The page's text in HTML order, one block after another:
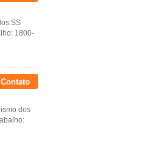
SS
1800-
Contato
dos